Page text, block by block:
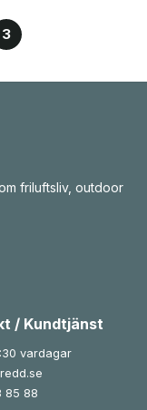
3
friluftsliv, outdoor
/ Kundtjänst
vardagar
85 88